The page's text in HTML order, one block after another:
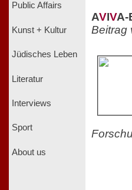
Public Affairs
Kunst + Kultur
Jüdisches Leben
Literatur
Interviews
Sport
About us
AVIVA-
Beitrag